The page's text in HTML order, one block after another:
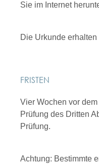
Sie im Internet
Die Urkunde erhalten
FRISTEN
Vier Wochen vor
Prüfung des Dritten
Prüfung.
Achtung: Bestimmte